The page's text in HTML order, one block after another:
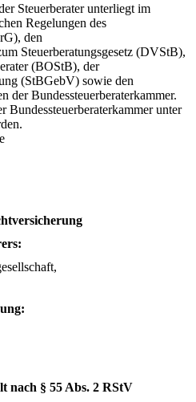
Steuerberater unterliegt im
Regelungen des
den
Steuerberatungsgesetz (DVStB),
(BOStB), der
(StBGebV) sowie den
der Bundessteuerberaterkammer.
Bundessteuerberaterkammer unter
nach § 55 Abs. 2 RStV